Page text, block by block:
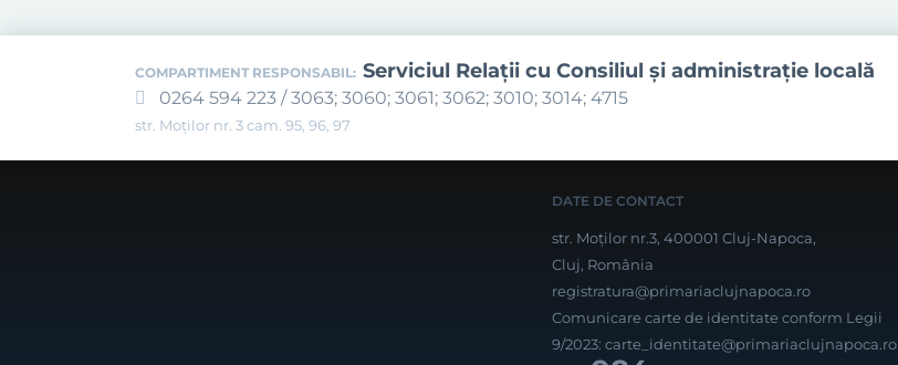
COMPARTIMENT RESPONSABIL: Serviciul Relaţii cu Consiliul şi administraţie locală
0264 594 223 / 3063; 3060; 3061; 3062; 3010; 3014; 4715
str. Moților nr. 3 cam. 95, 96, 97
DATE DE CONTACT
str. Moților nr.3, 400001 Cluj-Napoca,
Cluj, România
registratura@primariaclujnapoca.ro
Comunicare carte de identitate conform Legii
9/2023: carte_identitate@primariaclujnapoca.ro